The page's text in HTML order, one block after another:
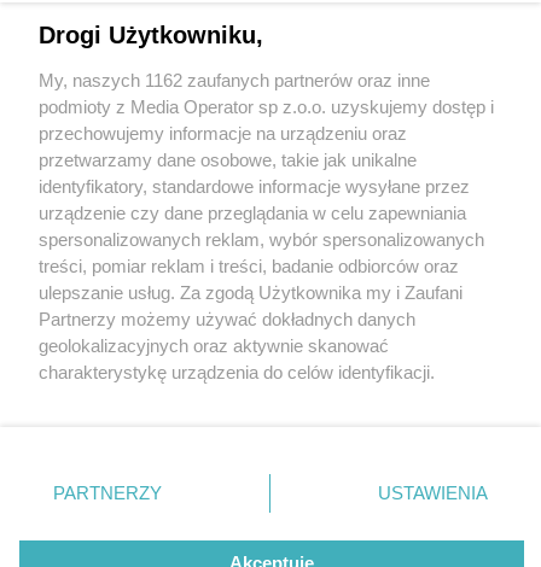
4 / 0
Wydawca mediów lokalnych
Nie zapomnij
zapoznać się z:
polityką prywatności regulamin korzystania z portali
Twojemiasto
Piekary Śląskie
Chorzów
Tarnowskie Góry
Gliwice
Skontakuj sięz nami
Kontakt
Wydawca
Redakcja
Drogi Użytkowniku,
My, naszych 1162 zaufanych partnerów oraz inne
podmioty z Media Operator sp z.o.o. uzyskujemy dostęp i
przechowujemy informacje na urządzeniu oraz
przetwarzamy dane osobowe, takie jak unikalne
identyfikatory, standardowe informacje wysyłane przez
urządzenie czy dane przeglądania w celu zapewniania
spersonalizowanych reklam, wybór spersonalizowanych
treści, pomiar reklam i treści, badanie odbiorców oraz
ulepszanie usług. Za zgodą Użytkownika my i Zaufani
Partnerzy możemy używać dokładnych danych
geolokalizacyjnych oraz aktywnie skanować
charakterystykę urządzenia do celów identyfikacji.
zmienić/wycofać klikając przycisk ustawień prywatności
znajdujący się w lewym dolnym rogu strony
rodzaje przetwarzania danych nie wymagają zgody
użytkownika, ale masz prawo sprzeciwić się takiemu
PARTNERZY USTAWIENIA
Akceptuję